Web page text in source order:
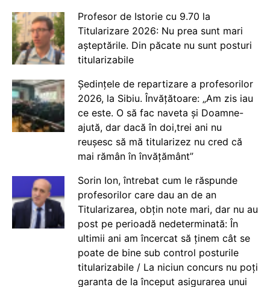
Profesor de Istorie cu 9.70 la
Titularizare 2026: Nu prea sunt mari
așteptările. Din păcate nu sunt posturi
titularizabile
Ședințele de repartizare a profesorilor
2026, la Sibiu. Învățătoare: „Am zis iau
ce este. O să fac naveta și Doamne-
ajută, dar dacă în doi,trei ani nu
reușesc să mă titularizez nu cred că
mai rămân în învățământ”
Sorin Ion, întrebat cum le răspunde
profesorilor care dau an de an
Titularizarea, obțin note mari, dar nu au
post pe perioadă nedeterminată: În
ultimii ani am încercat să ținem cât se
poate de bine sub control posturile
titularizabile / La niciun concurs nu poți
garanta de la început asigurarea unui